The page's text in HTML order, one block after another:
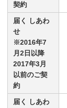
契約
届く しあわ
せ
※2016年7
月2日以降
2017年3月
以前のご契
約
届く しあわ